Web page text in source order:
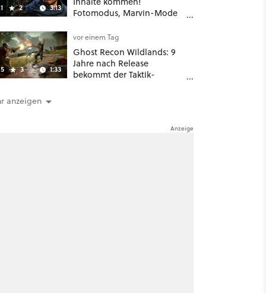
2 3:13
Fotomodus, Marvin-Mode
3 1:33
vor einem Tag
Ghost Recon Wildlands: 9
Jahre nach Release
bekommt der Taktik-
anzeigen